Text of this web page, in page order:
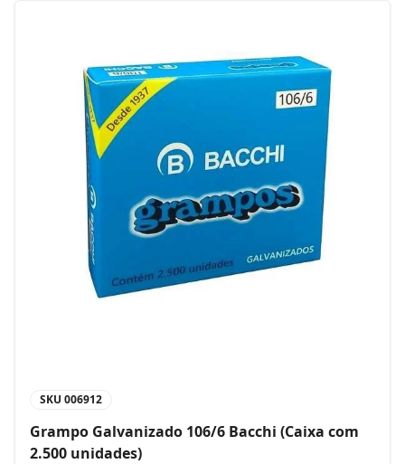
SKU 006912
Grampo Galvanizado 106/6 Bacchi (Caixa com
2.500 unidades)